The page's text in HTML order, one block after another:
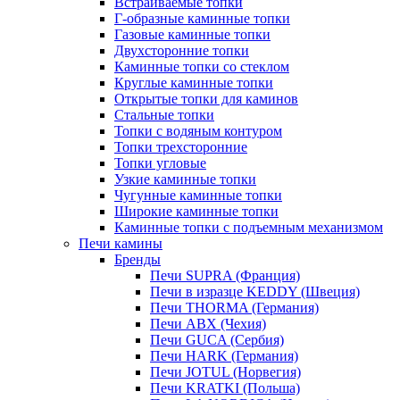
Г-образные каминные топки
Газовые каминные топки
Двухсторонние топки
Каминные топки со стеклом
Круглые каминные топки
Открытые топки для каминов
Стальные топки
Топки с водяным контуром
Топки трехсторонние
Топки угловые
Узкие каминные топки
Чугунные каминные топки
Широкие каминные топки
Каминные топки с подъемным механизмом
Печи камины
Бренды
Печи SUPRA (Франция)
Печи в изразце KEDDY (Швеция)
Печи THORMA (Германия)
Печи ABX (Чехия)
Печи GUCA (Сербия)
Печи HARK (Германия)
Печи JOTUL (Норвегия)
Печи KRATKI (Польша)